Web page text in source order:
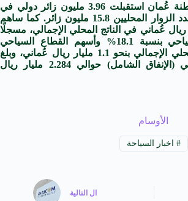
الجدير بالذكر بأن سلطنة عُمان استقبلت 3.96 مليون زائر دولي في
عام 2025، بينما بلغ عدد الزوار المحليين 15.8 مليون زائر. كما ساهم
بنحو 1.1 مليار ريال عُماني في الناتج المحلي الإجمالي، مسجلًا
نموًا في الإنفاق السياحي بنسبة 18.1% وأسهم القطاع السياحي
مباشرة في الناتج المحلي الإجمالي بنحو 1.1 مليار ريال عُماني، وبلغ
إجمالي الناتج السياحي (الإنفاق الشامل) حوالي 2.284 مليار ريال
الأوسام
# اخبار السياحة
ال التالية